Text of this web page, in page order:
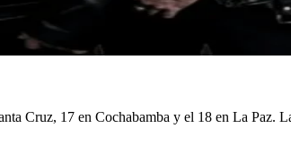
Cruz, 17 en Cochabamba y el 18 en La Paz.